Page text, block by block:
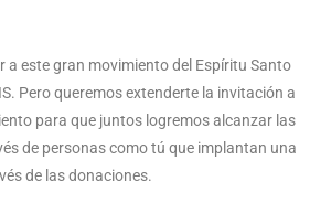
este gran movimiento del Espíritu Santo
Pero queremos extenderte la invitación a
para que juntos logremos alcanzar las
de personas como tú que implantan una
de las donaciones.